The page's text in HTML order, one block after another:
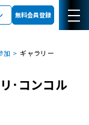
無料会員登録
加
ギャラリー
･コンコル